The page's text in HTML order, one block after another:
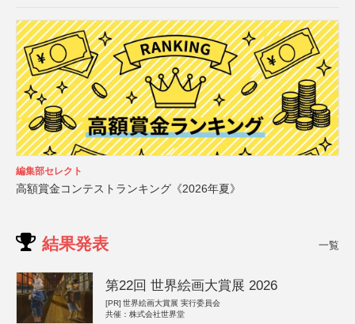
編集部セレクト
高額賞金コンテストランキング《2026年夏》
結果発表 一覧
第22回 世界絵画大賞展 2026
[PR] 世界絵画大賞展 実行委員会
共催：株式会社世界堂